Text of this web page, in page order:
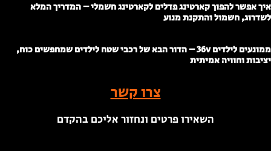
אפשר להפוך קארטינג פדלים לקארטינג חשמלי – המדריך המלא
חשמול והתקנת מנוע
ממונעים לילדים 36v – הדור הבא של רכבי שטח לילדים שמחפשים כוח,
וחוויה אמיתית
צרו קשר
השאירו פרטים ונחזור אליכם בהקדם